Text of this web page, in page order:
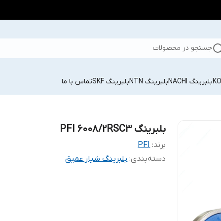
جستجو در محصولات
بلبرینگ NACHI بلبرینگ NTN بلبرینگ SKF تماس با ما
بلبرینگ PFI 6008/2RSC3
برند: PFI
دسته‌بندی:بلبرینگ شیار عمیق